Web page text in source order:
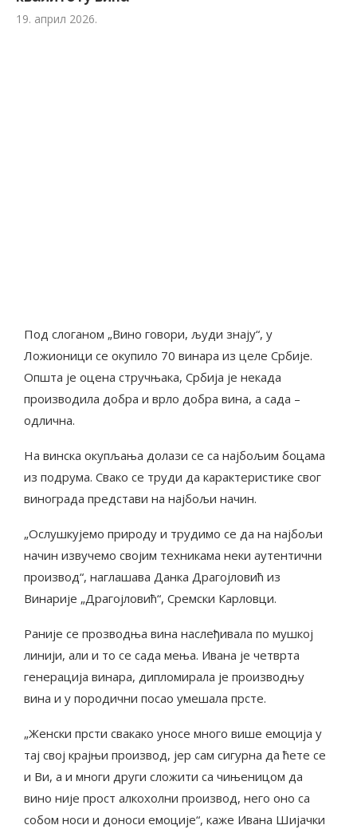
19. април 2026.
Под слоганом „Вино говори, људи знају“, у
Ложионици се окупило 70 винара из целе Србије.
Општа је оцена стручњака, Србија је некада
производила добра и врло добра вина, а сада –
одлична.
На винска окупљања долази се са најбољим боцама
из подрума. Свако се труди да карактеристике свог
винограда представи на најбољи начин.
„Ослушкујемо природу и трудимо се да на најбољи
начин извучемо својим техникама неки аутентични
производ“, наглашава Данка Драгојловић из
Винарије „Драгојловић“, Сремски Карловци.
Раније се прозводња вина наслеђивала по мушкој
линији, али и то се сада мења. Ивана је четврта
генерација винара, дипломирала је производњу
вина и у породични посао умешала прсте.
„Женски прсти свакако уносе много више емоција у
тај свој крајњи производ, јер сам сигурна да ћете се
и Ви, а и многи други сложити са чињеницом да
вино није прост алкохолни производ, него оно са
собом носи и доноси емоције“, каже Ивана Шијачки